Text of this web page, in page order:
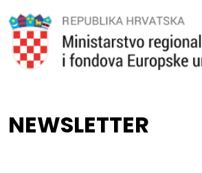
NEWSLETTER